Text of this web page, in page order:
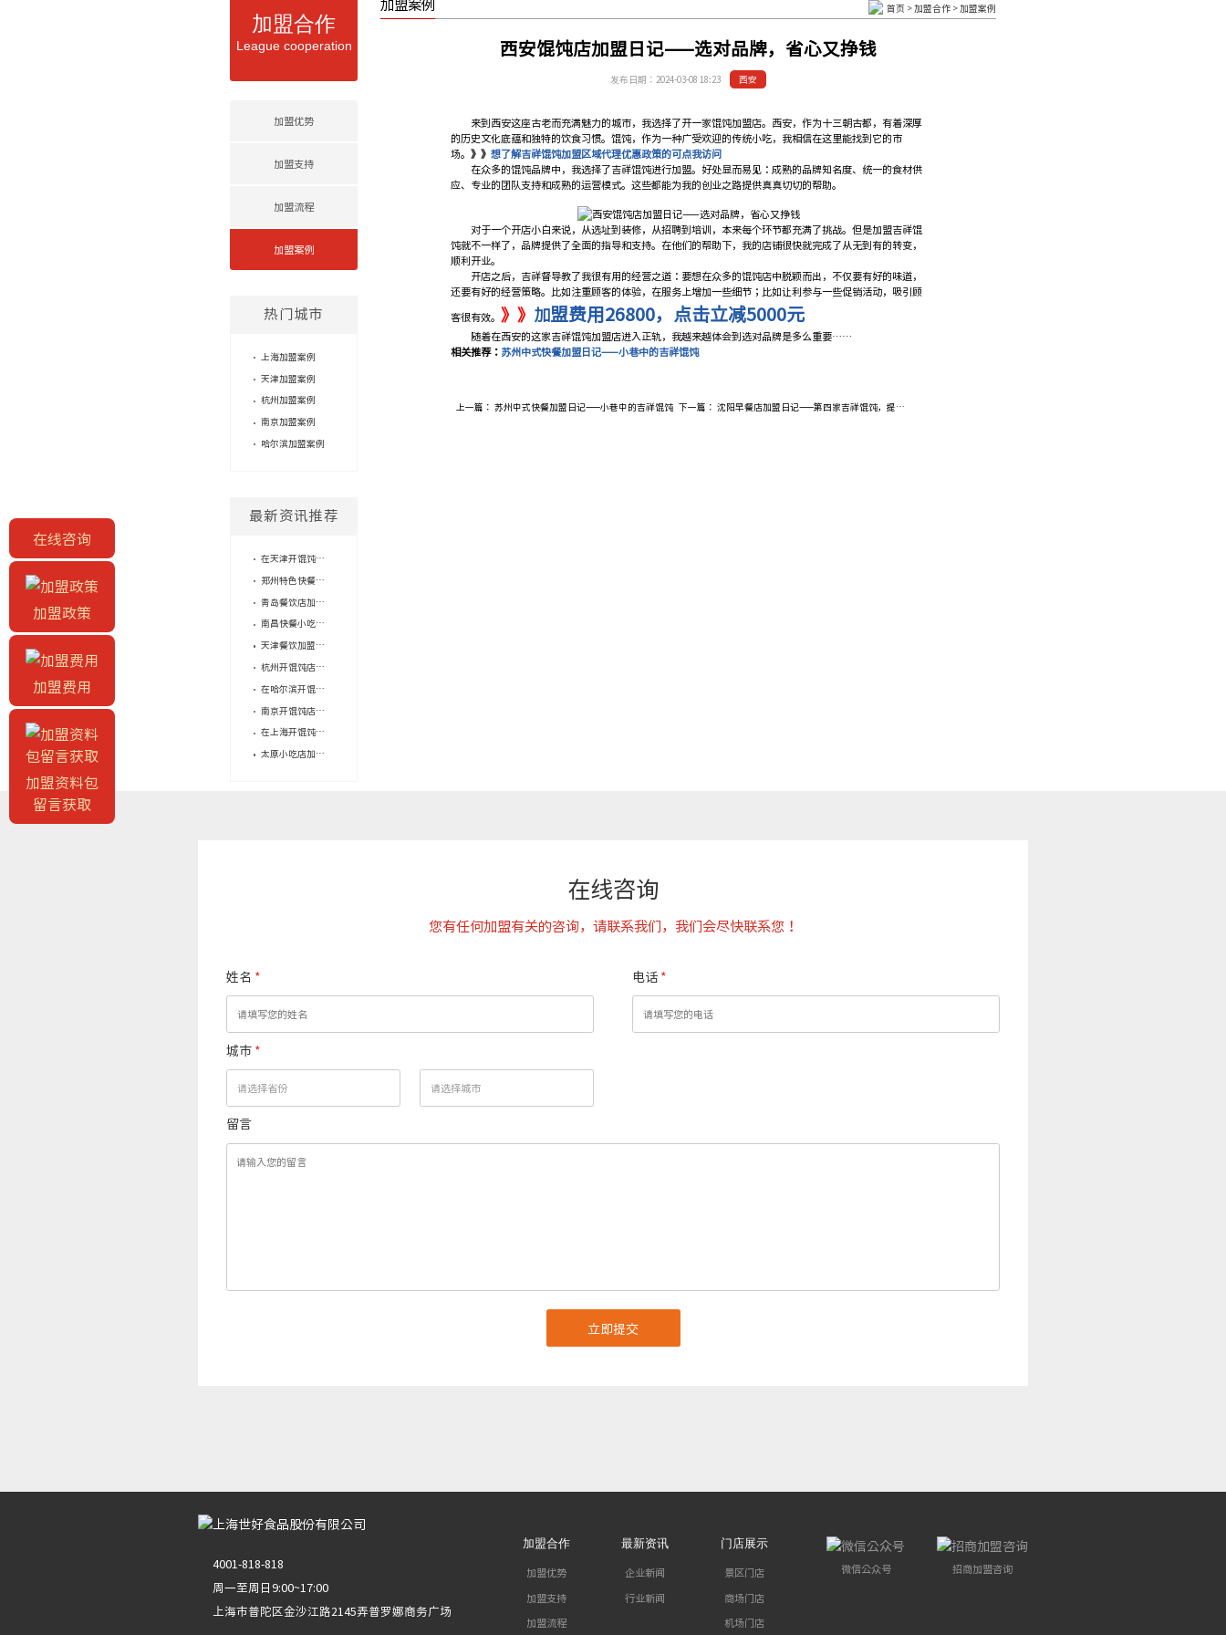
加盟合作
League cooperation
加盟优势
加盟支持
加盟流程
加盟案例
热门城市
上海加盟案例
天津加盟案例
杭州加盟案例
南京加盟案例
哈尔滨加盟案例
最新资讯推荐
在天津开馄饨店利润如何?吉祥馄饨解锁津城餐饮创业新路径
郑州特色快餐店加盟品牌推荐：吉祥馄饨27年成熟体系护航创业
青岛餐饮店加盟品牌怎么选？吉祥馄饨以成熟模式解锁创业新路径
南昌快餐小吃加盟品牌优选：27年吉祥馄饨，多场景轻资产创业好选择
天津餐饮加盟店创业指南：吉祥馄饨何以成为多场景布局的稳妥选择
杭州开馄饨店赚钱吗？27年吉祥馄饨多场景经营带来稳定创业路径
在哈尔滨开馄饨店赚钱吗？深耕27年吉祥馄饨适配冰城多元创业市场
南京开馄饨店成本多少？吉祥馄饨轻量小店适配南京多元创业市场
在上海开馄饨店利润如何？吉祥馄饨多场景下的盈利路径解析
太原小吃店加盟费用怎么规划？吉祥馄饨27年连锁品牌适配本地多元创业场景
首页 >加盟合作 >加盟案例
西安馄饨店加盟日记——选对品牌，省心又挣钱
发布日期：2024-03-08 18:23 西安
来到西安这座古老而充满魅力的城市，我选择了开一家馄饨加盟店。西安，作为十三朝古都，有着深厚
的历史文化底蕴和独特的饮食习惯。馄饨，作为一种广受欢迎的传统小吃，我相信在这里能找到它的市
场。 》》 想了解吉祥馄饨加盟区域代理优惠政策的可点我访问
在众多的馄饨品牌中，我选择了吉祥馄饨进行加盟。好处显而易见：成熟的品牌知名度、统一的食材供
应、专业的团队支持和成熟的运营模式。这些都能为我的创业之路提供真真切切的帮助。
对于一个开店小白来说，从选址到装修，从招聘到培训，本来每个环节都充满了挑战。但是加盟吉祥馄
饨就不一样了，品牌提供了全面的指导和支持。在他们的帮助下，我的店铺很快就完成了从无到有的转变，
顺利开业。
开店之后，吉祥督导教了我很有用的经营之道：要想在众多的馄饨店中脱颖而出，不仅要有好的味道，
还要有好的经营策略。比如注重顾客的体验，在服务上增加一些细节；比如让利参与一些促销活动，吸引顾
客很有效。 》》 加盟费用26800，点击立减5000元
随着在西安的这家吉祥馄饨加盟店进入正轨，我越来越体会到选对品牌是多么重要……
相关推荐： 苏州中式快餐加盟日记——小巷中的吉祥馄饨
上一篇： 苏州中式快餐加盟日记——小巷中的吉祥馄饨 下一篇： 沈阳早餐店加盟日记——第四家吉祥馄饨，提上日程
在线咨询
您有任何加盟有关的咨询，请联系我们，我们会尽快联系您！
姓名 * 电话 *
城市 *
留言
4001-818-818
周一至周日9:00~17:00
上海市普陀区金沙江路2145弄普罗娜商务广场
加盟合作
加盟优势
加盟支持
加盟流程
最新资讯
企业新闻
行业新闻
门店展示
景区门店
商场门店
机场门店
微信公众号 招商加盟咨询
在线咨询
加盟政策
加盟费用
加盟资料包
留言获取